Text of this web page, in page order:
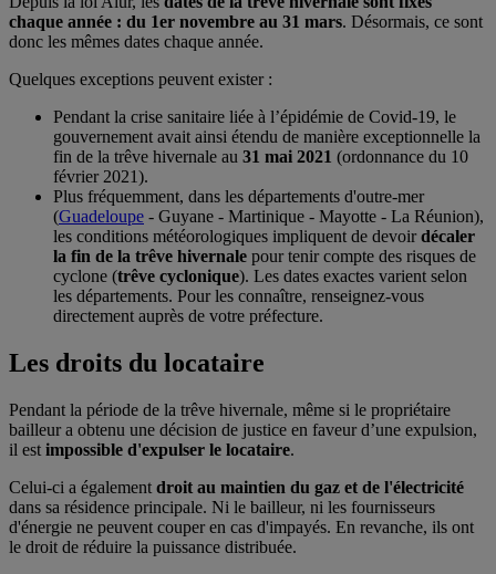
chaque année : du 1er novembre au 31 mars. Désormais, ce sont
donc les mêmes dates chaque année.
Quelques exceptions peuvent exister :
Pendant la crise sanitaire liée à l’épidémie de Covid-19, le
gouvernement avait ainsi étendu de manière exceptionnelle la
fin de la trêve hivernale au 31 mai 2021 (ordonnance du 10
février 2021).
Plus fréquemment, dans les départements d'outre-mer
(Guadeloupe - Guyane - Martinique - Mayotte - La Réunion),
les conditions météorologiques impliquent de devoirdécaler
la fin de la trêve hivernale pour tenir compte des risques de
cyclone (trêve cyclonique). Les dates exactes varient selon
les départements. Pour les connaître, renseignez-vous
directement auprès de votre préfecture.
Les droits du locataire
Pendant la période de la trêve hivernale, même si le propriétaire
bailleur a obtenu une décision de justice en faveur d’une expulsion,
il est impossible d'expulser le locataire.
Celui-ci a également droit au maintien du gaz et de l'électricité
dans sa résidence principale. Ni le bailleur, ni les fournisseurs
d'énergie ne peuvent couper en cas d'impayés. En revanche, ils ont
le droit de réduire la puissance distribuée.